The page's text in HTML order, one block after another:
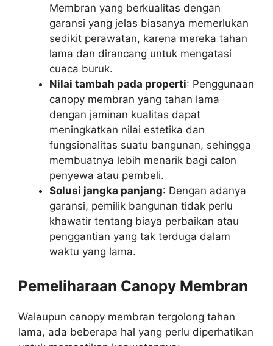
Membran yang berkualitas dengan
garansi yang jelas biasanya memerlukan
sedikit perawatan, karena mereka tahan
lama dan dirancang untuk mengatasi
cuaca buruk.
Nilai tambah pada properti: Penggunaan
canopy membran yang tahan lama
dengan jaminan kualitas dapat
meningkatkan nilai estetika dan
fungsionalitas suatu bangunan, sehingga
membuatnya lebih menarik bagi calon
penyewa atau pembeli.
Solusi jangka panjang: Dengan adanya
garansi, pemilik bangunan tidak perlu
khawatir tentang biaya perbaikan atau
penggantian yang tak terduga dalam
waktu yang lama.
Pemeliharaan Canopy Membran
Walaupun canopy membran tergolong tahan
lama, ada beberapa hal yang perlu diperhatikan